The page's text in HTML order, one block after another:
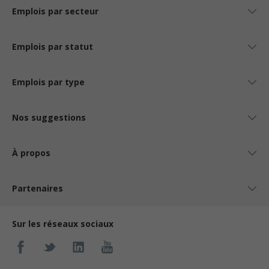
Emplois par secteur
Emplois par statut
Emplois par type
Nos suggestions
À propos
Partenaires
Sur les réseaux sociaux